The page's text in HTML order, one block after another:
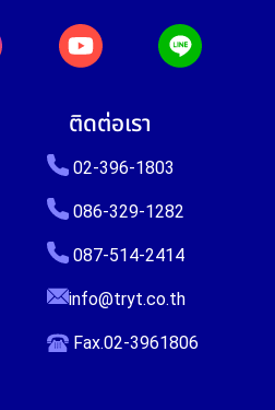
ติดต่อเรา
02-396-1803
086-329-1282
087-514-2414
info@tryt.co.th
Fax.02-3961806